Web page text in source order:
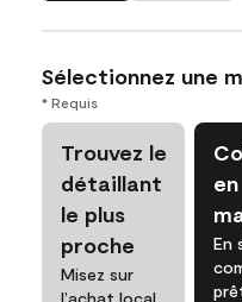
Sélectionnez une
* Requis
Trouvez le
détaillant
le plus
proche
Misez sur
l’achat local
en
En